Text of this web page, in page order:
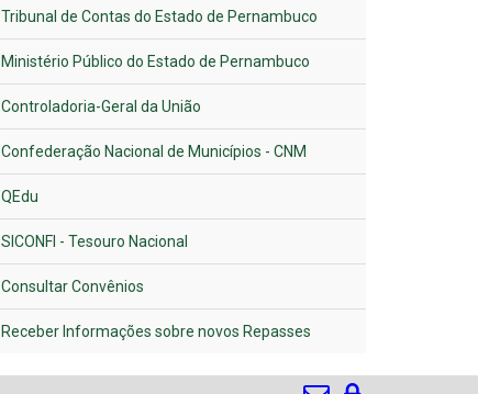
Tribunal de Contas do Estado de Pernambuco
Ministério Público do Estado de Pernambuco
Controladoria-Geral da União
Confederação Nacional de Municípios - CNM
QEdu
SICONFI - Tesouro Nacional
Consultar Convênios
Receber Informações sobre novos Repasses